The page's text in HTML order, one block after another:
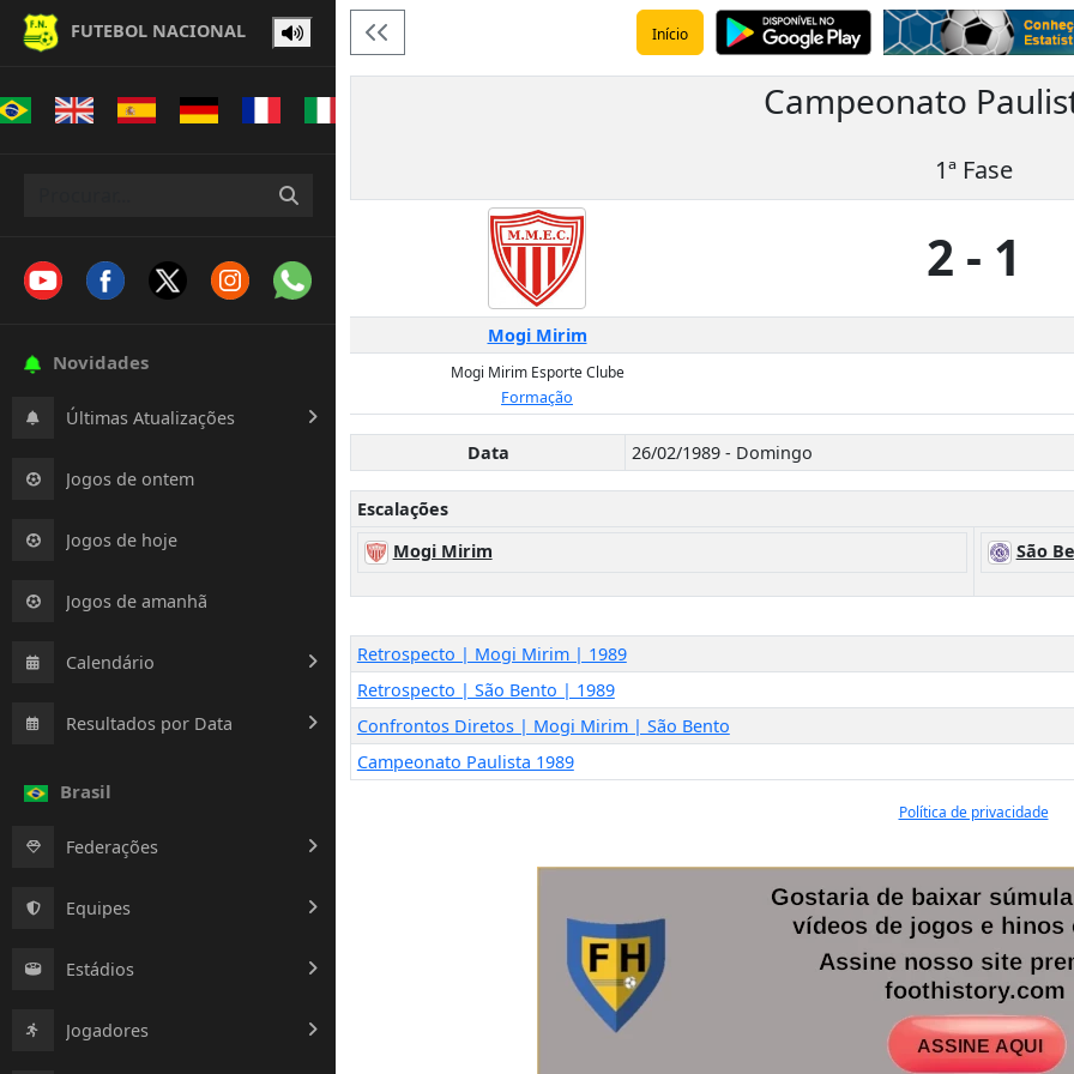
FUTEBOL NACIONAL
Novidades
Últimas Atualizações
Jogos de ontem
Jogos de hoje
Jogos de amanhã
Calendário
Resultados por Data
Brasil
Federações
Equipes
Estádios
Jogadores
Início
Campeonato
1ª Fase
2 - 1
Mogi Mirim
Mogi Mirim Esporte Clube
Formação
Data 26/02/1989 - Domingo
Escalações
Mogi Mirim
São
Retrospecto | Mogi Mirim | 1989
Retrospecto | São Bento | 1989
Confrontos Diretos | Mogi Mirim | São Bento
Campeonato Paulista 1989
Política de privacidade